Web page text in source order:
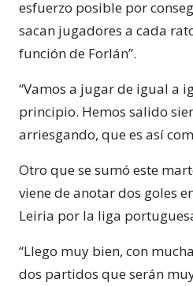
esfuerzo posible por
sacan jugadores a cada
función de Forlán”.
“Vamos a jugar de igual a
principio. Hemos salido
arriesgando, que es así
Otro que se sumó este
viene de anotar dos goles
Leiria por la liga
“Llego muy bien, con
dos partidos que serán